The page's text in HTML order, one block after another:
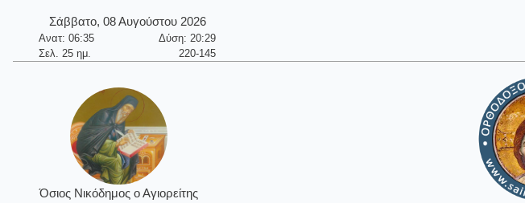
Σάββατο, 08 Αυγούστου 2026
Ανατ: 06:35
Δύση: 20:29
Σελ. 25 ημ.
220-145
Όσιος Νικόδημος ο Αγιορείτης